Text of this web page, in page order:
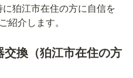
狛江市在住の方に自信を
紹介します。
換（狛江市在住の方